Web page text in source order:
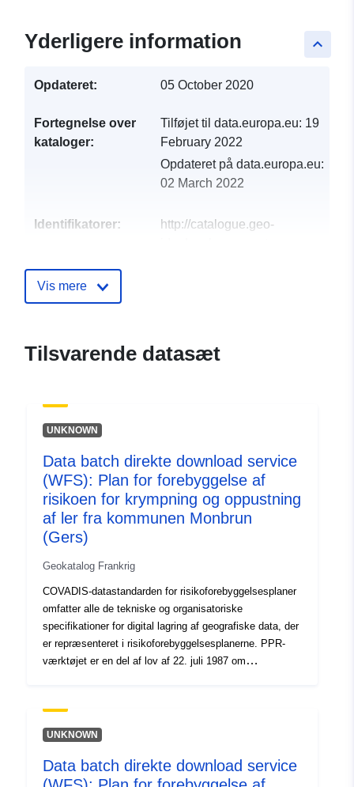
keyboard_arrow_up
Yderligere information
Opdateret: 05 October 2020
Fortegnelse over
kataloger:
Tilføjet til data.europa.eu: 19
February 2022
Opdateret på data.europa.eu:
02 March 2022
Identifikatorer:
http://catalogue.geo-
uriRef:
http://data.europa.eu/88u/dataset/
Type:
http://inspire.ec.europa.eu/
codelist/SpatialDataServiceType/
Vis mere
Tilsvarende datasæt
UNKNOWN
Data batch direkte download service
(WFS): Plan for forebyggelse af
risikoen for krympning og oppustning
af ler fra kommunen Monbrun
(Gers)
Geokatalog Frankrig
COVADIS-datastandarden for risikoforebyggelsesplaner
omfatter alle de tekniske og organisatoriske
specifikationer for digital lagring af geografiske data, der
er repræsenteret i risikoforebyggelsesplanerne. PPR-
værktøjet er en del af lov af 22. juli 1987 om
af et RPP er statens ansvar. Det besluttes af præfekten.
UNKNOWN
Data batch direkte download service